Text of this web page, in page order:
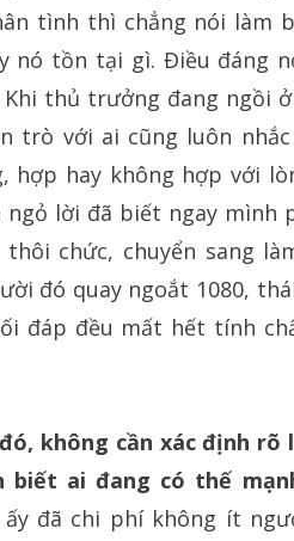
tình thì chẳng nói làm
nó tồn tại gì. Điều đáng
thủ trưởng đang ngồi
trò với ai cũng luôn nhắc
hợp hay không hợp với
ngỏ lời đã biết ngay mình
chức, chuyển sang
đó quay ngoắt 1080,
đáp đều mất hết tính
không cần xác định rõ
biết ai đang có thế
ấy đã chi phí không ít